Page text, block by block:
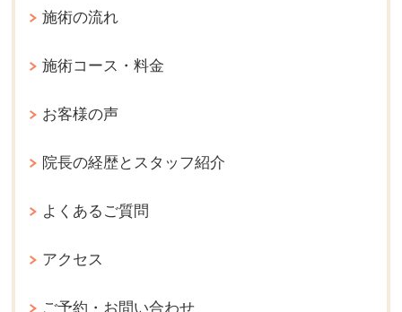
施術の流れ
施術コース・料金
お客様の声
院長の経歴とスタッフ紹介
よくあるご質問
アクセス
ご予約・お問い合わせ